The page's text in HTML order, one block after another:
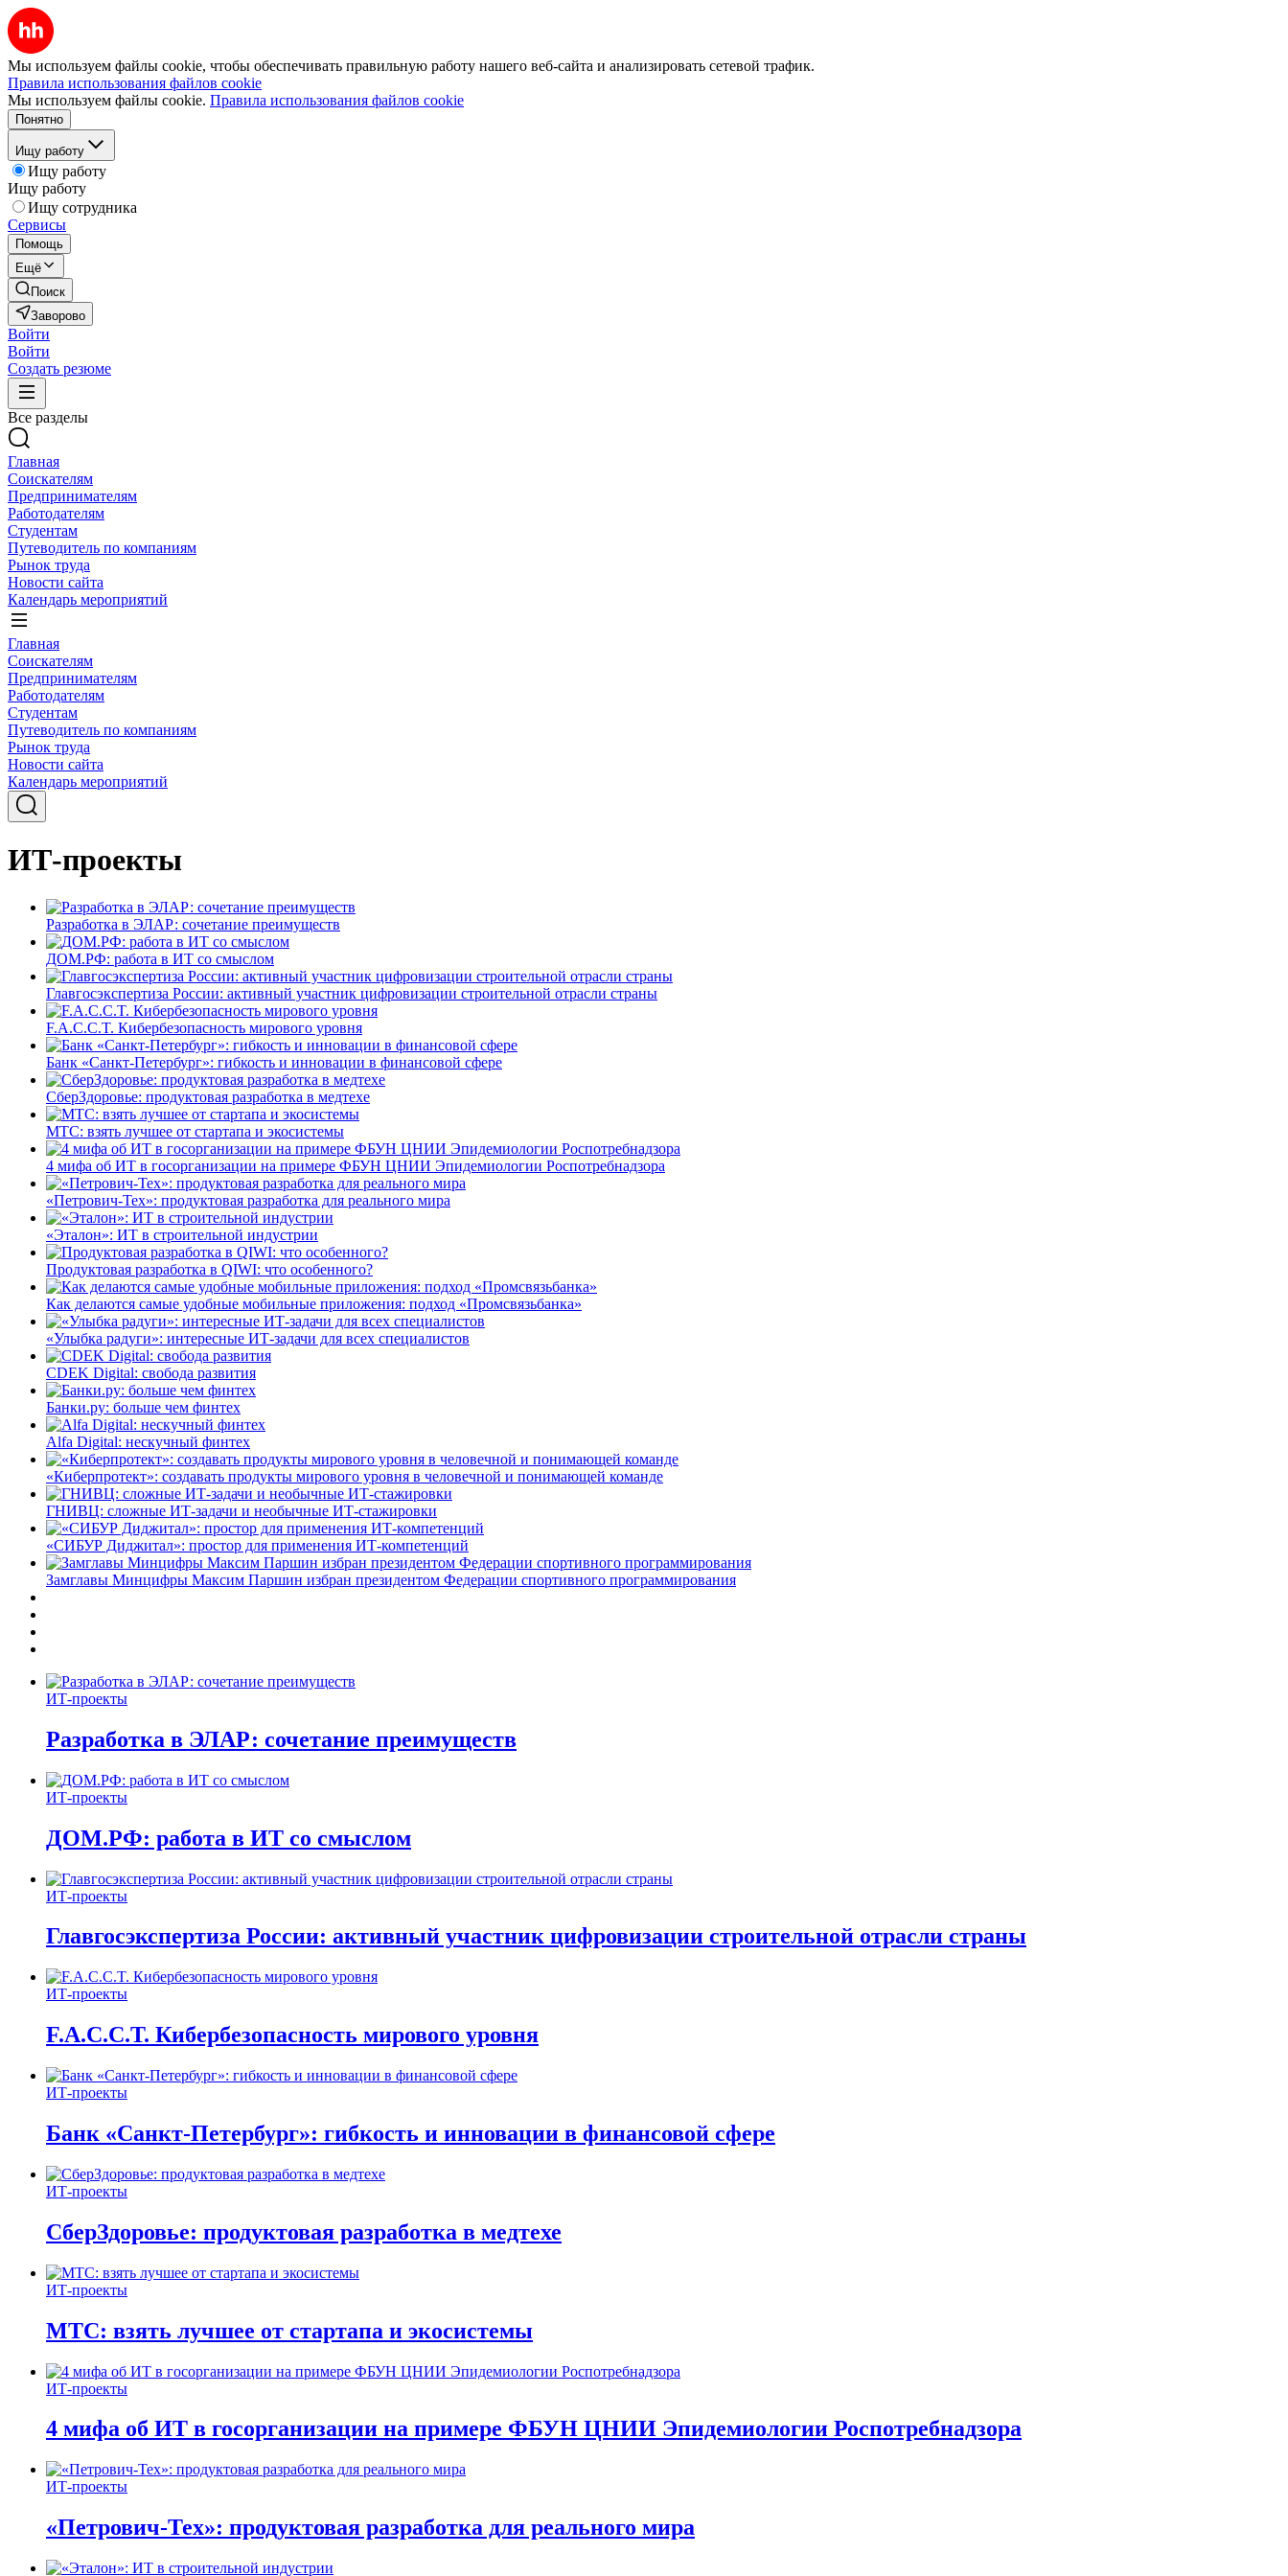
Мы используем файлы cookie, чтобы обеспечивать правильную работу нашего веб-сайта и анализировать сетевой трафик.
Правила использования файлов cookie
Мы используем файлы cookie. Правила использования файлов cookie
Понятно
Ищу работу
Ищу работу
Ищу работу
Ищу сотрудника
Сервисы
Помощь
Ещё
Поиск
Заворово
Войти
Войти
Создать резюме
Все разделы
Главная
Соискателям
Предпринимателям
Работодателям
Студентам
Путеводитель по компаниям
Рынок труда
Новости сайта
Календарь мероприятий
Главная
Соискателям
Предпринимателям
Работодателям
Студентам
Путеводитель по компаниям
Рынок труда
Новости сайта
Календарь мероприятий
ИТ-проекты
Разработка в ЭЛАР: сочетание преимуществ
ДОМ.РФ: работа в ИТ со смыслом
Главгосэкспертиза России: активный участник цифровизации строительной отрасли страны
F.A.C.C.T. Кибербезопасность мирового уровня
Банк «Санкт-Петербург»: гибкость и инновации в финансовой сфере
СберЗдоровье: продуктовая разработка в медтехе
МТС: взять лучшее от стартапа и экосистемы
4 мифа об ИТ в госорганизации на примере ФБУН ЦНИИ Эпидемиологии Роспотребнадзора
«Петрович-Тех»: продуктовая разработка для реального мира
«Эталон»: ИТ в строительной индустрии
Продуктовая разработка в QIWI: что особенного?
Как делаются самые удобные мобильные приложения: подход «Промсвязьбанка»
«Улыбка радуги»: интересные ИТ-задачи для всех специалистов
CDEK Digital: свобода развития
Банки.ру: больше чем финтех
Alfa Digital: нескучный финтех
«Киберпротект»: создавать продукты мирового уровня в человечной и понимающей команде
ГНИВЦ: сложные ИТ‑задачи и необычные ИТ‑стажировки
«СИБУР Диджитал»: простор для применения ИТ-компетенций
Замглавы Минцифры Максим Паршин избран президентом Федерации спортивного программирования
ИТ-проекты
Разработка в ЭЛАР: сочетание преимуществ
ИТ-проекты
ДОМ.РФ: работа в ИТ со смыслом
ИТ-проекты
Главгосэкспертиза России: активный участник цифровизации строительной отрасли страны
ИТ-проекты
F.A.C.C.T. Кибербезопасность мирового уровня
ИТ-проекты
Банк «Санкт-Петербург»: гибкость и инновации в финансовой сфере
ИТ-проекты
СберЗдоровье: продуктовая разработка в медтехе
ИТ-проекты
МТС: взять лучшее от стартапа и экосистемы
ИТ-проекты
4 мифа об ИТ в госорганизации на примере ФБУН ЦНИИ Эпидемиологии Роспотребнадзора
ИТ-проекты
«Петрович-Тех»: продуктовая разработка для реального мира